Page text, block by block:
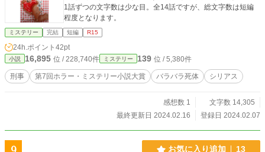
1話ずつの文字数は少な目。全14話ですが、総文字数は短編
程度となります。
ミステリー 完結 短編 R15
24h.ポイント 42pt
小説 16,895 位 / 228,740件 ミステリー 139 位 / 5,380件
刑事 第7回ホラー・ミステリー小説大賞 バラバラ死体 シリアス
感想数 1
文字数 14,305
最終更新日 2024.02.16
登録日 2024.02.07
お気に入り追加 13